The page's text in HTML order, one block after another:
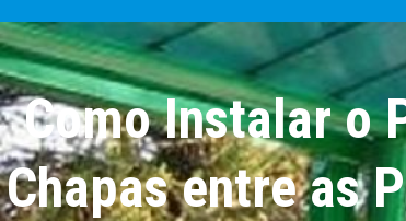
Como Instalar o
Chapas entre as